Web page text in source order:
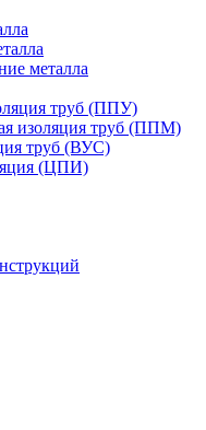
металла
труб (ППУ)
изоляция труб (ППМ)
труб (ВУС)
(ЦПИ)